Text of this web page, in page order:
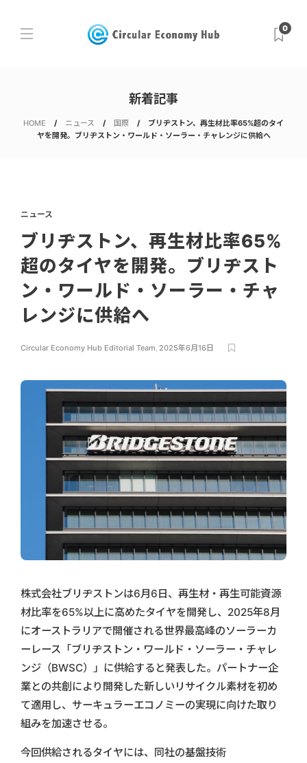
0
新着記事
HOME ニュース 国際
ブリヂストン、再生材比率65%超のタイ
ヤを開発。ブリヂストン・ワールド・ソーラー・チャレンジに供給へ
ニュース
ブリヂストン、再生材比率65%
超のタイヤを開発。ブリヂスト
ン・ワールド・ソーラー・チャ
レンジに供給へ
Circular Economy Hub Editorial Team, 2025年6月16日
株式会社ブリヂストンは6月6日、再生材・再生可能資源
材比率を65%以上に高めたタイヤを開発し、2025年8月
にオーストラリアで開催される世界最高峰のソーラーカ
ーレース「ブリヂストン・ワールド・ソーラー・チャレ
ンジ（BWSC）」に供給すると発表した。パートナー企
業との共創により開発した新しいリサイクル素材を初め
て適用し、サーキュラーエコノミーの実現に向けた取り
組みを加速させる。
今回供給されるタイヤには、同社の基盤技術